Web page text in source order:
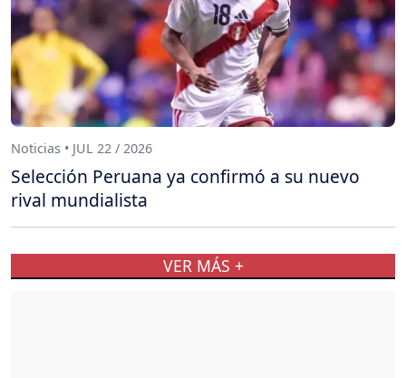
Noticias • JUL 22 / 2026
Selección Peruana ya confirmó a su nuevo
rival mundialista
VER MÁS +